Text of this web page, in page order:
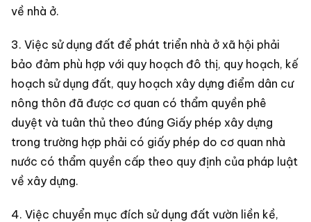
về nhà ở.
3. Việc sử dụng đất để phát triển nhà ở xã hội phải
bảo đảm phù hợp với quy hoạch đô thị, quy hoạch, kế
hoạch sử dụng đất, quy hoạch xây dựng điểm dân cư
nông thôn đã được cơ quan có thẩm quyền phê
duyệt và tuân thủ theo đúng Giấy phép xây dựng
trong trường hợp phải có giấy phép do cơ quan nhà
nước có thẩm quyền cấp theo quy định của pháp luật
về xây dựng.
4. Việc chuyển mục đích sử dụng đất vườn liền kề,